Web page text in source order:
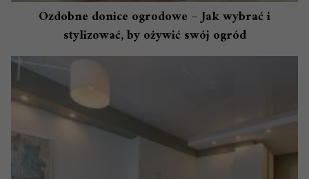
Ozdobne donice ogrodowe – Jak wybrać i
stylizować, by ożywić swój ogród